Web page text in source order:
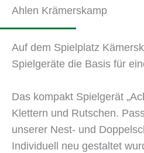
Ahlen Krämerskamp
Auf dem Spielplatz
Spielgeräte die Basis für
Das kompakt Spielgerät
Klettern und Rutschen.
unserer Nest- und
Individuell neu gestaltet